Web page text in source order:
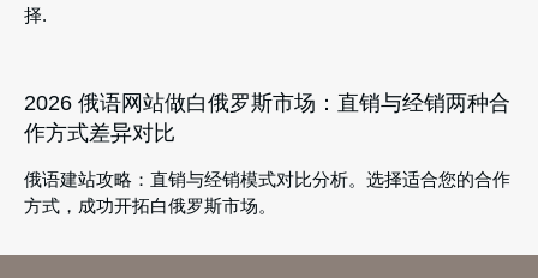
择.
2026 俄语网站做白俄罗斯市场：直销与经销两种合
作方式差异对比
俄语建站攻略：直销与经销模式对比分析。选择适合您的合作
方式，成功开拓白俄罗斯市场。